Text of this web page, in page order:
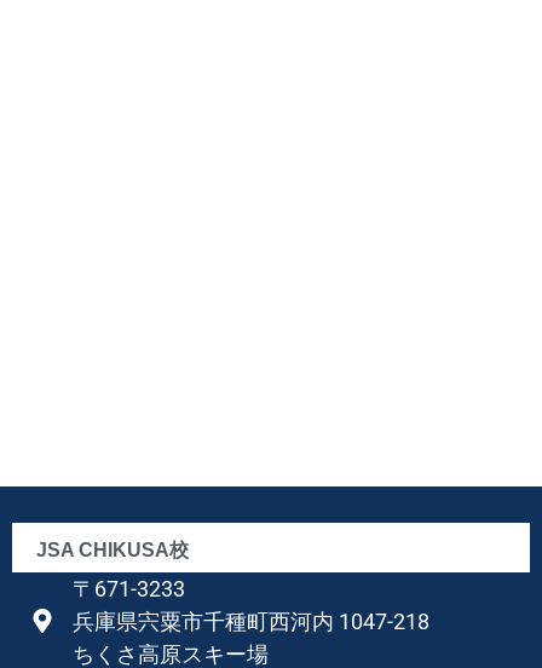
JSA CHIKUSA校
〒671-3233
兵庫県宍粟市千種町西河内 1047-218
ちくさ高原スキー場